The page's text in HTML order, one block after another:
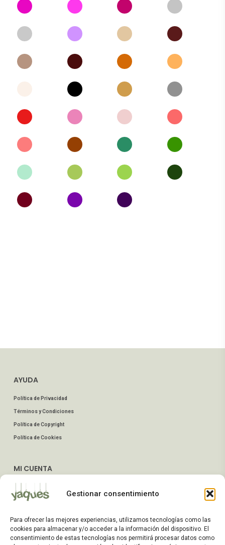
Gestionar consentimiento
Para ofrecer las mejores experiencias, utilizamos tecnologías como las
cookies para almacenar y/o acceder a la información del dispositivo. El
consentimiento de estas tecnologías nos permitirá procesar datos como
AYUDA
Política de Privacidad
Términos y Condiciones
Política de Copyright
Política de Cookies
MI CUENTA
Dirección de Envío
Preguntas Frecuentes